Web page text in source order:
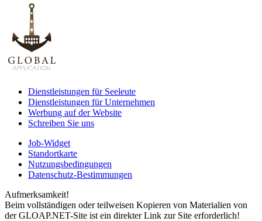
Dienstleistungen für Seeleute
Dienstleistungen für Unternehmen
Werbung auf der Website
Schreiben Sie uns
Job-Widget
Standortkarte
Nutzungsbedingungen
Datenschutz-Bestimmungen
Aufmerksamkeit!
Beim vollständigen oder teilweisen Kopieren von Materialien von
der GLOAP.NET-Site ist ein direkter Link zur Site erforderlich!